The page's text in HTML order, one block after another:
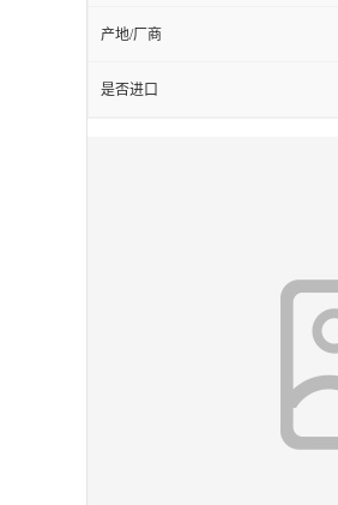
产地/厂商
是否进口